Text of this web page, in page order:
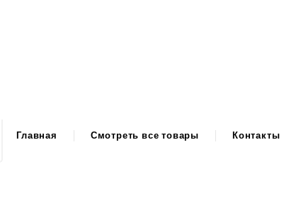
Главная
Смотреть все товары Контакты